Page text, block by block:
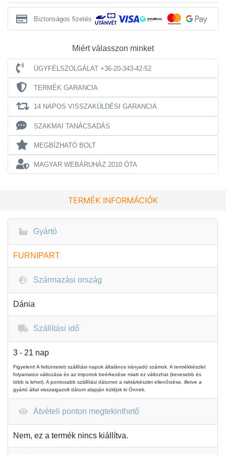
Biztonságos fizetés
Miért válasszon minket
ÜGYFÉLSZOLGÁLAT +36-20-343-42-52
TERMÉK GARANCIA
14 NAPOS VISSZAKÜLDÉSI GARANCIA
SZAKMAI TANÁCSADÁS
MEGBÍZHATÓ BOLT
MAGYAR WEBÁRUHÁZ 2010 ÓTA
TERMÉK INFORMÁCIÓK
Gyártó
FURNIPART
Származási ország
Dánia
Szállítási idő
3 - 21 nap
Figyelem! A feltüntetett szállítási napok általános irányadó számok. A termékkészlet
folyamatos változása és az importok beérkezése miatt ez változhat (kevesebb és
több is lehet). A pontosabb szállítási dátumot a raktárkészlet ellenőrzése, illetve a
gyártó által visszaigazolt dátum alapján küldjük ki Önnek.
Átvételi ponton megtekinthető
Nem, ez a termék nincs kiállítva.